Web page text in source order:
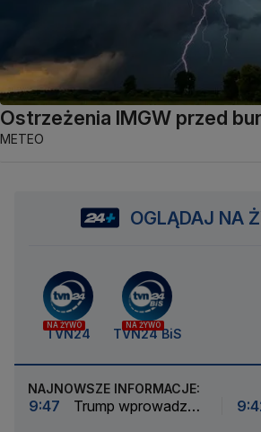
Ostrzeżenia IMGW przed
METEO
OGLĄDAJ NA
NA ŻYWO
TVN24
NA ŻYWO
TVN24 BiS
NAJNOWSZE INFORMACJE:
9:47
Trump wprowadza